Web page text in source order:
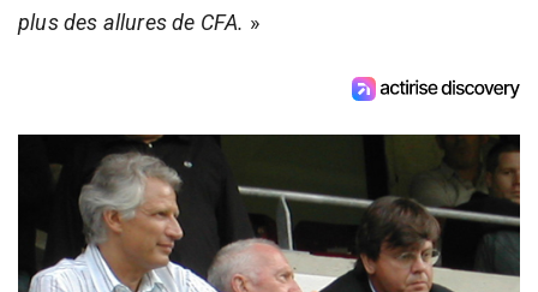
plus des allures de CFA. »